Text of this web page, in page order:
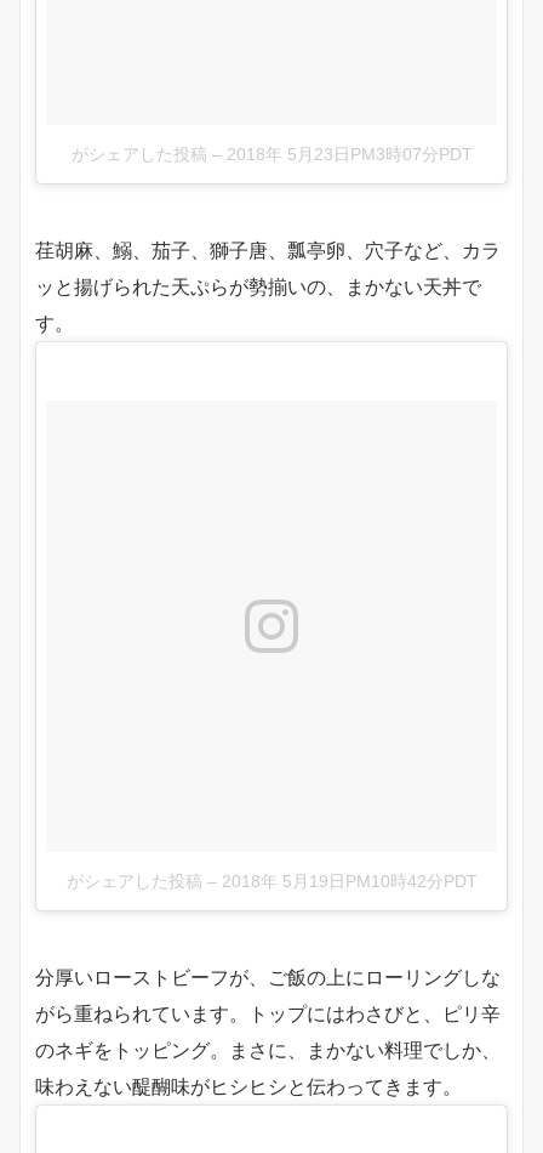
がシェアした投稿 – 2018年 5月23日PM3時07分PDT
荏胡麻、鰯、茄子、獅子唐、瓢亭卵、穴子など、カラ
ッと揚げられた天ぷらが勢揃いの、まかない天丼で
す。
がシェアした投稿 – 2018年 5月19日PM10時42分PDT
分厚いローストビーフが、ご飯の上にローリングしな
がら重ねられています。トップにはわさびと、ピリ辛
のネギをトッピング。まさに、まかない料理でしか、
味わえない醍醐味がヒシヒシと伝わってきます。